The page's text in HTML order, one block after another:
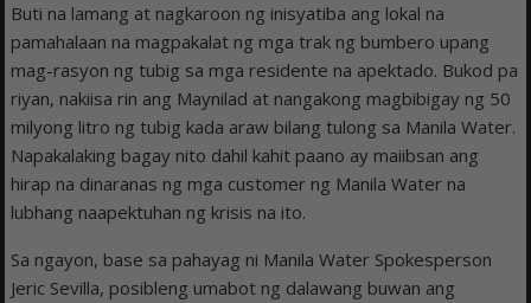
Buti na lamang at nagkaroon ng inisyatiba ang lokal na
pamahalaan na magpakalat ng mga trak ng bumbero upang
mag-rasyon ng tubig sa mga residente na apektado. Bukod pa
riyan, nakiisa rin ang Maynilad at nangakong magbibigay ng 50
milyong litro ng tubig kada araw bilang tulong sa Manila Water.
Napakalaking bagay nito dahil kahit paano ay maiibsan ang
hirap na dinaranas ng mga customer ng Manila Water na
lubhang naapektuhan ng krisis na ito.
Sa ngayon, base sa pahayag ni Manila Water Spokesperson
Jeric Sevilla, posibleng umabot ng dalawang buwan ang